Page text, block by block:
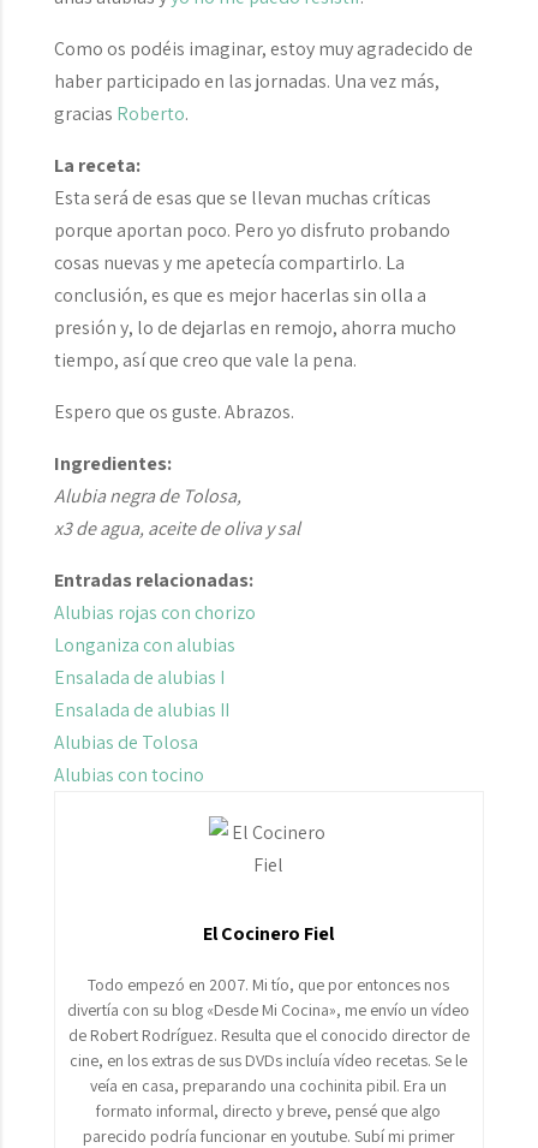
Como os podéis imaginar, estoy muy agradecido de
haber participado en las jornadas. Una vez más,
gracias Roberto.
La receta:
Esta será de esas que se llevan muchas críticas
porque aportan poco. Pero yo disfruto probando
cosas nuevas y me apetecía compartirlo. La
conclusión, es que es mejor hacerlas sin olla a
presión y, lo de dejarlas en remojo, ahorra mucho
tiempo, así que creo que vale la pena.
Espero que os guste. Abrazos.
Ingredientes:
Alubia negra de Tolosa,
x3 de agua, aceite de oliva y sal
Entradas relacionadas:
Alubias rojas con chorizo
Longaniza con alubias
Ensalada de alubias I
Ensalada de alubias II
Alubias de Tolosa
Alubias con tocino
El Cocinero Fiel
Todo empezó en 2007. Mi tío, que por entonces nos
divertía con su blog «Desde Mi Cocina», me envío un vídeo
de Robert Rodríguez. Resulta que el conocido director de
cine, en los extras de sus DVDs incluía vídeo recetas. Se le
veía en casa, preparando una cochinita pibil. Era un
formato informal, directo y breve, pensé que algo
parecido podría funcionar en youtube. Subí mi primer